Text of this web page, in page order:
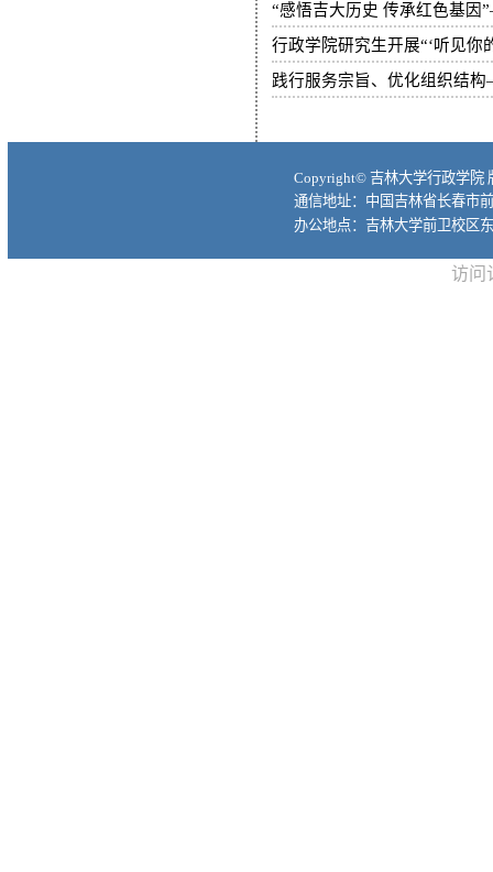
“感悟吉大历史 传承红色基
行政学院研究生开展“‘听见
践行服务宗旨、优化组织结
Copyright© 吉林大学行政学院
通信地址：中国吉林省长春市
办公地点：吉林大学前卫校区
访问